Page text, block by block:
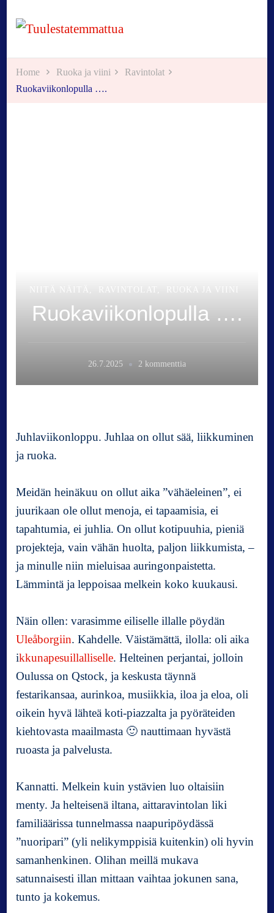
Tuulestatemmattua
Home Ruoka ja viini
Ravintolat
Ruokaviikonlopulla ….
NIITÄ NÄITÄ RAVINTOLAT RUOKA JA VIINI
Ruokaviikonlopulla ….
26.7.2025 2 kommenttia
k
i
u
o
k
v
o
n
l
u
l
Juhlaviikonloppu. Juhlaa on ollut sää, liikkuminen
ja ruoka.
Meidän heinäkuu on ollut aika ”vähäeleinen”, ei
juurikaan ole ollut menoja, ei tapaamisia, ei
tapahtumia, ei juhlia. On ollut kotipuuhia, pieniä
projekteja, vain vähän huolta, paljon liikkumista, –
ja minulle niin mieluisaa auringonpaistetta.
Lämmintä ja leppoisaa melkein koko kuukausi.
Näin ollen: varasimme eiliselle illalle pöydän
Uleåborgiin. Kahdelle. Väistämättä, ilolla: oli aika
ikkunapesuillalliselle. Helteinen perjantai, jolloin
Oulussa on Qstock, ja keskusta täynnä
festarikansaa, aurinkoa, musiikkia, iloa ja eloa, oli
oikein hyvä lähteä koti-piazzalta ja pyöräteiden
kiehtovasta maailmasta 🙂 nauttimaan hyvästä
ruoasta ja palvelusta.
Kannatti. Melkein kuin ystävien luo oltaisiin
menty. Ja helteisenä iltana, aittaravintolan liki
familiäärissa tunnelmassa naapuripöydässä
”nuoripari” (yli nelikymppisiä kuitenkin) oli hyvin
samanhenkinen. Olihan meillä mukava
satunnaisesti illan mittaan vaihtaa jokunen sana,
tunto ja kokemus.